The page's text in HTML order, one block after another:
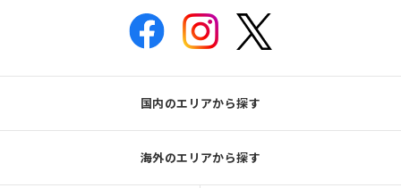
国内のエリアから探す
海外のエリアから探す